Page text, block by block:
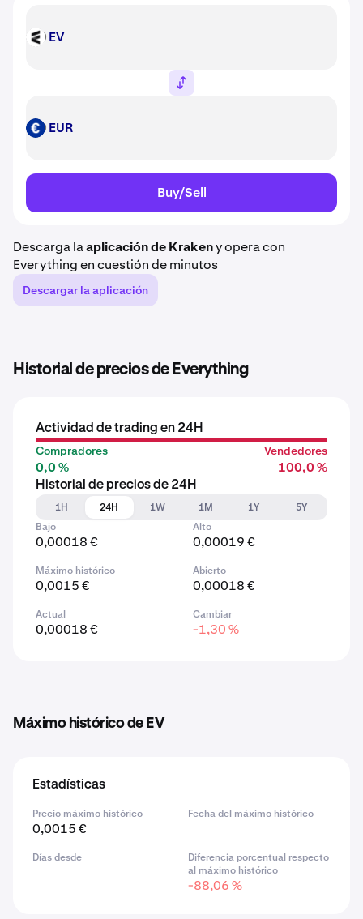
EV EV
EUR EUR
Buy/Sell
Descarga laaplicación de Krakeny opera con
Everything en cuestión de minutos
Descargar la aplicación
Historial de precios de Everything
Actividad de trading en 24H
Compradores
0,0 %
Vendedores
100,0 %
Historial de precios de 24H
1H
24H 1W 1M 1Y
5Y
Bajo
0,00018 €
Alto
0,00019 €
Máximo histórico
0,0015 €
Abierto
0,00018 €
Actual
0,00018 €
Cambiar
-1,30 %
Máximo histórico de EV
Estadísticas
Precio máximo histórico
0,0015 €
Fecha del máximo histórico
Días desde
Diferencia porcentual respecto
al máximo histórico
-88,06 %